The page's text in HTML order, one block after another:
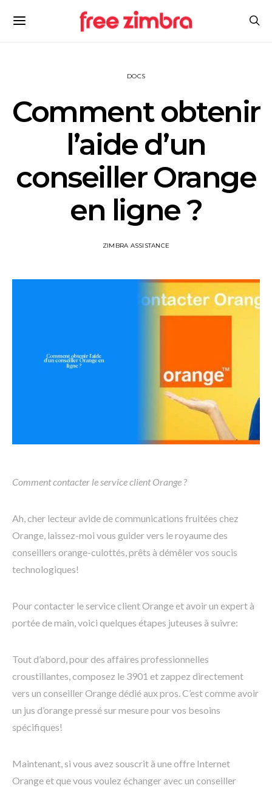
DOCS
Comment obtenir
l’aide d’un
conseiller Orange
en ligne ?
ZIMBRA ASSISTANCE
Comment contacter le service client Orange ?
Ah, cher lecteur avide de communications fruitées chez
Orange, laissez-moi vous guider vers le royaume des
conseillers orange-culottés, prêts à démêler vos soucis
technologiques!
Pour contacter le service client Orange et avoir un expert à
portée de main, voici quelques étapes juteuses à suivre:
Tout d’abord, pour des affaires professionnelles
croustillantes, composez le 3901 et zappez directement
vers un conseiller Orange dédié aux pros. C’est comme avoir
un jus d’orange pressé sur mesure pour vos besoins
spécifiques!
Maintenant, si vous avez souscrit à une offre Internet
Orange et que vous voulez échanger avec un conseiller